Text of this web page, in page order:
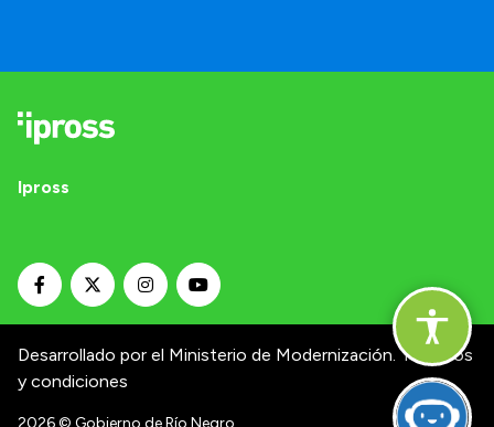
Ipross
Desarrollado por el Ministerio de Modernización. Términos
y condiciones